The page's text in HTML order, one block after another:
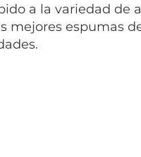
a la variedad de
mejores espumas